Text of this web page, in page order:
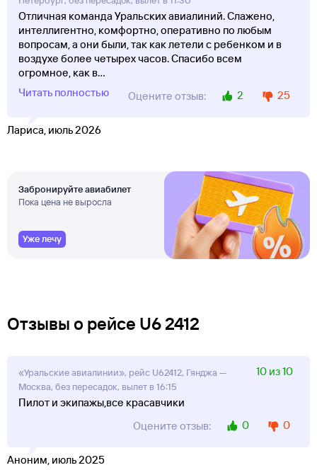
Отличная команда Уральских авиалиний. Слажено,
интеллигентно, комфортно, оперативно по любым
вопросам, а они были, так как летели с ребенком и в
воздухе более четырех часов. Спасибо всем
огромное, как в...
Читать полностью
Оцените отзыв: 2 25
Лариса, июль 2026
Забронируйте авиабилет
Пока цена не выросла
Уже лечу
Отзывы о рейсе U6 2412
«Уральские авиалинии», рейс U62412, Гянджа —
Москва, без пересадок, вылет в 16:15
10 из 10
Пилот и экипажы,все красавчики
Оцените отзыв:
0 0
Аноним, июль 2025